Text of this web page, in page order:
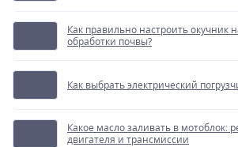
Как правильно настроить окучник
обработки почвы?
Как выбрать электрический
Какое масло заливать в мотоблок:
двигателя и трансмиссии